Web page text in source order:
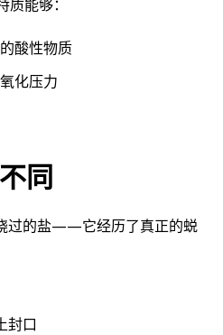
能够：
酸性物质
化压力
同
过的盐——它经历了真正的蜕
封口